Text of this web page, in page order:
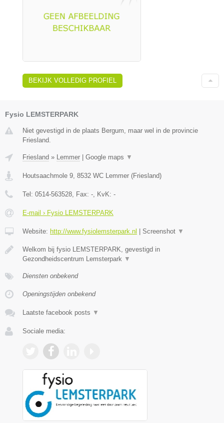
BEKIJK VOLLEDIG PROFIEL
Fysio LEMSTERPARK
Niet gevestigd in de plaats Bergum, maar wel in de provincie
Friesland.
Friesland » Lemmer Google maps ▼
Houtsaachmole 9, 8532 WC Lemmer (Friesland)
Tel: 0514-563528, Fax: -, KvK: -
E-mail › Fysio LEMSTERPARK
Website: http://www.fysiolemsterpark.nl Screenshot ▼
Welkom bij fysio LEMSTERPARK, gevestigd in
Gezondheidscentrum Lemsterpark ▼
Diensten onbekend
Openingstijden onbekend
Laatste facebook posts ▼
Sociale media: